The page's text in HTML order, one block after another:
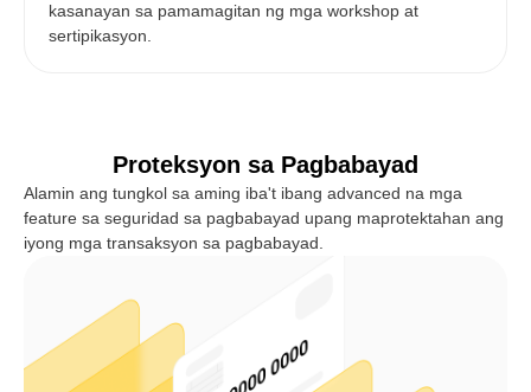
kasanayan sa pamamagitan ng mga workshop at
sertipikasyon.
Proteksyon sa Pagbabayad
Alamin ang tungkol sa aming iba't ibang advanced na mga
feature sa seguridad sa pagbabayad upang maprotektahan ang
iyong mga transaksyon sa pagbabayad.